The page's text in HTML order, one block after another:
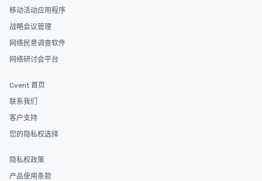
移动活动应用程序
战略会议管理
网络民意调查软件
网络研讨会平台
Cvent 首页
联系我们
客户支持
您的隐私权选择
隐私权政策
产品使用条款